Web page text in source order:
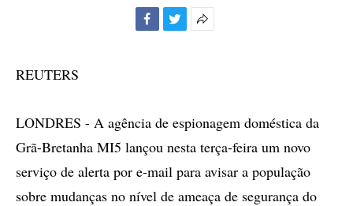
REUTERS
LONDRES - A agência de espionagem doméstica da
Grã-Bretanha MI5 lançou nesta terça-feira um novo
serviço de alerta por e-mail para avisar a população
sobre mudanças no nível de ameaça de segurança do